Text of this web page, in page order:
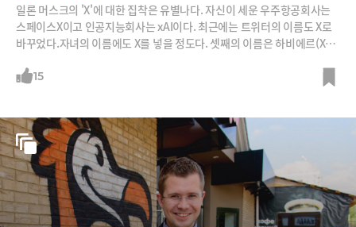
일론 머스크의 'X'에 대한 집착은 유별나다. 자신이 세운 우주항공회사는
스페이스X이고 인공지능회사는 xAI이다. 최근에는 트위터의 이름도 X로
바꾸었다.자녀의 이름에도 X를 넣을 정도다. 셋째의 이름은 하비에르(Xav
월23일 팔을 교차해 'X'를 만든 사진과 함께 "어떤 이유인지는 모르겠지만
슬러 올라간다. 1999년 그가 처음으로 창업한 회사가 바로 X.com이다. 온
라인 결제회사였는데 일론 머스크는 온라인 은행처럼 만들고 싶었다고 한
다.이후 간편 결제 시스템을 개발한 컨피니티라는 회사와 합병해 현재의
페이팔이 됐다. 일론 머스크는 합병 과정에서도 합병회사의 이름은 X닷컴
이나 X페이팔로 해야 한다고 주장했지만 받아들여지지 않았다.X에 대한
미련을 버리
15